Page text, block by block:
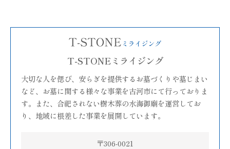
T-STONEミライジング
大切な人を偲び、安らぎを提供するお墓づくりや墓じまい
など、お墓に関する様々な事業を古河市にて行っておりま
す。また、合祀されない樹木葬の水海御廟を運営してお
り、地域に根差した事業を展開しています。
〒306-0021